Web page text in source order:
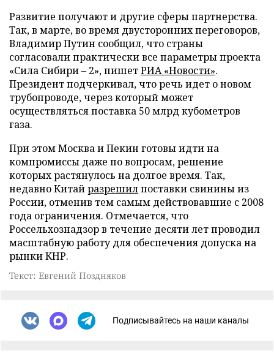
Развитие получают и другие сферы партнерства.
Так, в марте, во время двусторонних переговоров,
Владимир Путин сообщил, что страны
согласовали практически все параметры проекта
«Сила Сибири – 2», пишетРИА «Новости».
Президент подчеркивал, что речь идет о новом
трубопроводе, через который может
осуществляться поставка 50 млрд кубометров
газа.
При этом Москва и Пекин готовы идти на
компромиссы даже по вопросам, решение
которых растянулось на долгое время. Так,
недавно Китайразрешилпоставки свинины из
России, отменив тем самым действовавшие с 2008
года ограничения. Отмечается, что
Россельхознадзор в течение десяти лет проводил
масштабную работу для обеспечения допуска на
рынки КНР.
Текст: Евгений Поздняков
Подписывайтесь на наши каналы